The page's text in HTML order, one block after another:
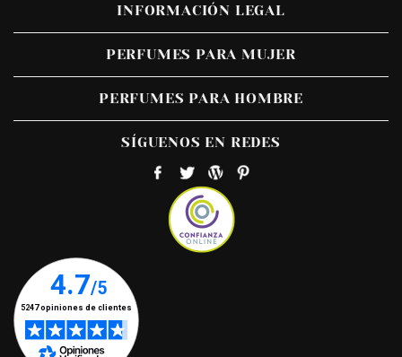
INFORMACIÓN LEGAL
PERFUMES PARA MUJER
PERFUMES PARA HOMBRE
SÍGUENOS EN REDES